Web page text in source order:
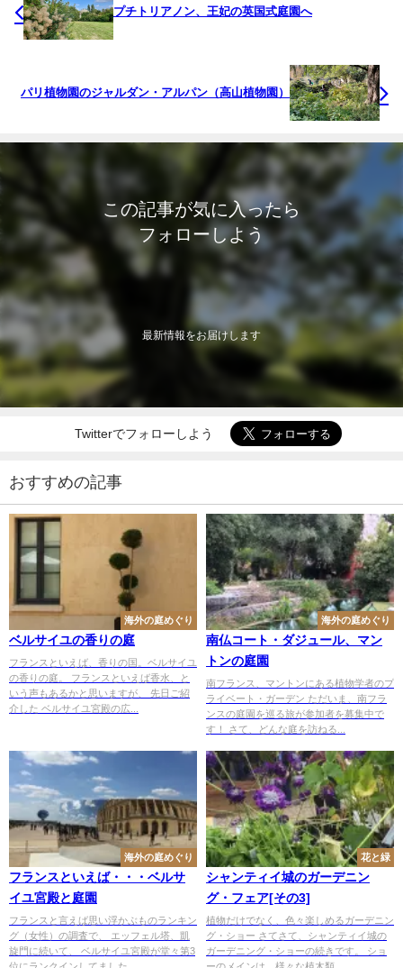
プチトリアノン、王妃の英国式庭園へ
パリ植物園のジャルダン・アルパン（高山植物園）
この記事が気に入ったら
フォローしよう
最新情報をお届けします
Twitterでフォローしよう
おすすめの記事
海外の庭めぐり
ベルサイユの香りの庭
フランスといえば、香りの国。ベルサイユ
の香りの庭。 フランスといえば香水、と
いう声もあるかと思いますが、 先日ご紹
介した ベルサイユ宮殿の広...
海外の庭めぐり
南仏コート・ダジュール、マン
トンの庭園
南フランス、マントンにある植物学者のプ
ライベート・ガーデン ただいま、南フラ
ンスの庭園を巡る旅が参加者を募集中で
す！ さて、どんな庭を訪ねる...
海外の庭めぐり
フランスといえば・・・ベルサ
イユ宮殿と庭園
フランスと言えば思い浮かぶものランキン
グ（女性）の調査で、 エッフェル塔、凱
旋門に続いて、 ベルサイユ宮殿が堂々第3
花と緑
シャンティイ城のガーデニン
グ・フェア[その3]
植物だけでなく、色々楽しめるガーデニン
グ・ショー さてさて、シャンティイ城の
ガーデニング・ショーの続きです。 ショ